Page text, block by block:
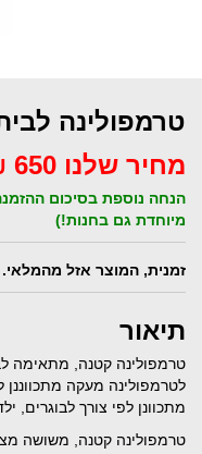
טרמפולינה
מחיר שלנו 650 ₪
הנחה נוספת בסיכום
מיוחדת גם בחנות!)
זמנית, המוצר אזל מהמלאי.
תיאור
טרמפולינה קטנה, מתאימה
לטרמפולינה מעקה
מתכוונן לפי צורך לבוגרים,
טרמפולינה קטנה, משושה